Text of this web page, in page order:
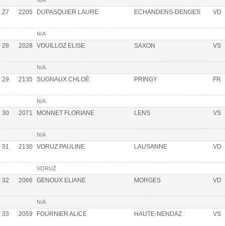
27 2205 DUPASQUIER LAURE ECHANDENS-DENGES VD
N/A
28 2028 VOUILLOZ ELISE SAXON VS
N/A
29 2135 SUGNAUX CHLOÉ PRINGY FR
N/A
30 2071 MONNET FLORIANE LENS VS
N/A
31 2130 VORUZ PAULINE LAUSANNE VD
VORUZ
32 2066 GENOUX ELIANE MORGES VD
N/A
33 2059 FOURNIER ALICE HAUTE-NENDAZ VS